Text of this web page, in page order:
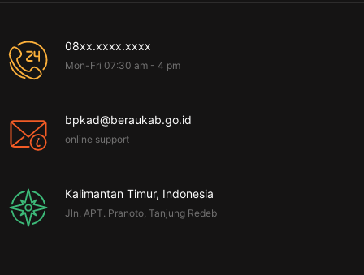
08xx.xxxx.xxxx
Mon-Fri 07:30 am - 4 pm
bpkad@beraukab.go.id
online support
Kalimantan Timur, Indonesia
Jln. APT. Pranoto, Tanjung Redeb